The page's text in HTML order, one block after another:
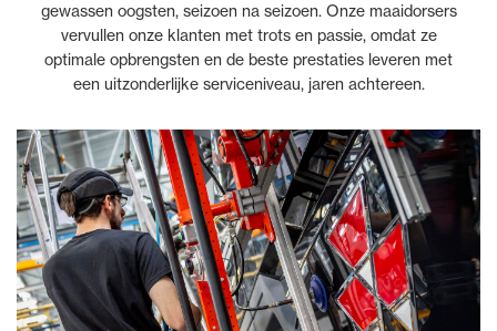
gewassen oogsten, seizoen na seizoen. Onze maaidorsers
vervullen onze klanten met trots en passie, omdat ze
optimale opbrengsten en de beste prestaties leveren met
een uitzonderlijke serviceniveau, jaren achtereen.